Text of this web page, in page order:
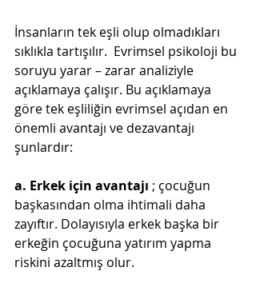
İnsanların tek eşli olup olmadıkları
sıklıkla tartışılır.  Evrimsel psikoloji bu
soruyu yarar – zarar analiziyle
açıklamaya çalışır. Bu açıklamaya
göre tek eşliliğin evrimsel açıdan en
önemli avantajı ve dezavantajı
şunlardır:
a. Erkek için avantajı ; çocuğun
başkasından olma ihtimali daha
zayıftır. Dolayısıyla erkek başka bir
erkeğin çocuğuna yatırım yapma
riskini azaltmış olur.